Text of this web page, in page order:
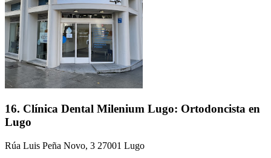
16. Clínica Dental Milenium Lugo: Ortodoncista en
Lugo
Rúa Luis Peña Novo, 3 27001 Lugo